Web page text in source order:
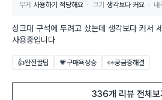
무게 사용하기 적당해요 크기 생각보다 커요 내
싱크대 구석에 두려고 샀는데 생각보다 커서
사용중입니다
👍완전꿀팁 💗구매욕상승 👀궁금증해결
336개 리뷰 전체보